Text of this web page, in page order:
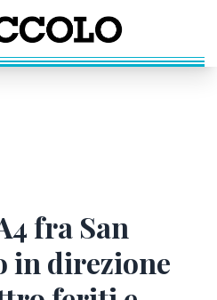
fra San
in direzione